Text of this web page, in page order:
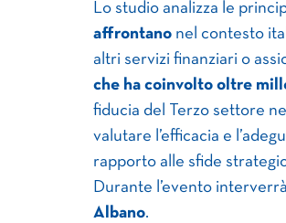
Lo studio analizza le
affrontano nel contesto
altri servizi finanziari o
che ha coinvolto oltre
fiducia del Terzo settore
valutare l’efficacia e
rapporto alle sfide
Durante l’evento interverrà
Albano.